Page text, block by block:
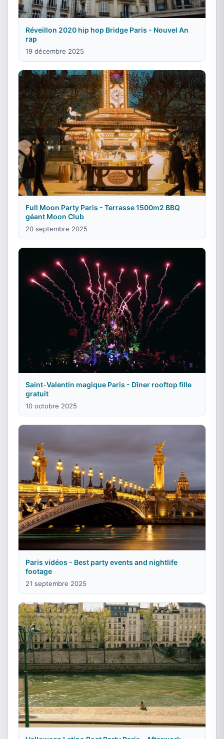
Réveillon 2020 hip hop Bridge Paris - Nouvel An
rap
19 décembre 2025
Full Moon Party Paris - Terrasse 1500m2 BBQ
géant Moon Club
20 septembre 2025
Saint-Valentin magique Paris - Dîner rooftop fille
gratuit
10 octobre 2025
Paris vidéos - Best party events and nightlife
footage
21 septembre 2025